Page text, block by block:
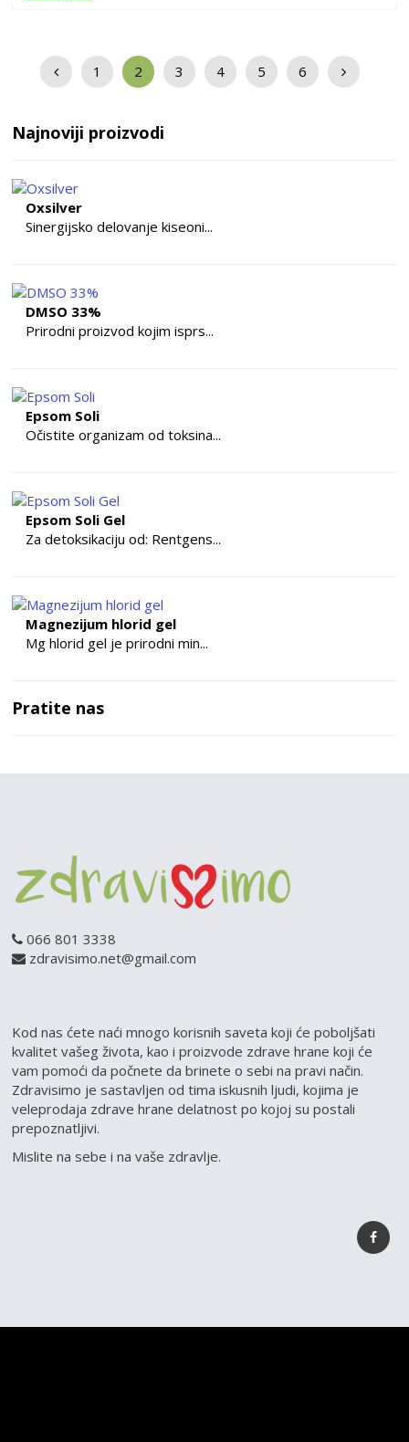
1 2 3 4 5 6
Najnoviji proizvodi
Oxsilver
Sinergijsko delovanje kiseoni...
DMSO 33%
Prirodni proizvod kojim isprs...
Epsom Soli
Očistite organizam od toksina...
Epsom Soli Gel
Za detoksikaciju od: Rentgens...
Magnezijum hlorid gel
Mg hlorid gel je prirodni min...
Pratite nas
066 801 3338
zdravisimo.net@gmail.com
Kod nas ćete naći mnogo korisnih saveta koji će poboljšati
kvalitet vašeg života, kao i proizvode zdrave hrane koji će
vam pomoći da počnete da brinete o sebi na pravi način.
Zdravisimo je sastavljen od tima iskusnih ljudi, kojima je
veleprodaja zdrave hrane delatnost po kojoj su postali
prepoznatljivi.
Mislite na sebe i na vaše zdravlje.